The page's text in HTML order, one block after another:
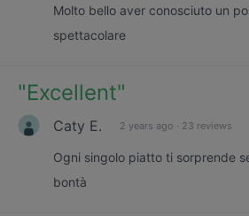
Molto bello aver conosciuto un
spettacolare
"Excellent"
Caty E. 2 years ago · 23 reviews
Ogni singolo piatto ti sorprende
bontà